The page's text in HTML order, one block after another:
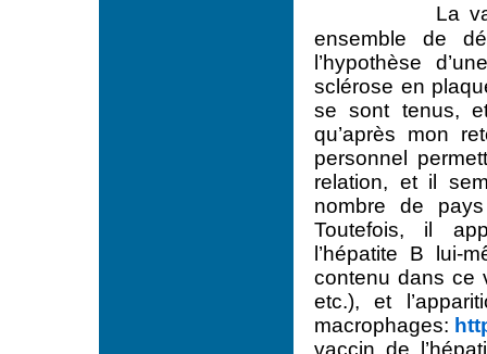
La
ensemble de
l’hypothèse
sclérose en
se sont tenus,
qu’après mon
personnel
relation, et il
nombre de
Toutefois, il
l’hépatite B lui-
contenu dans ce
etc.), et
macrophages:
vaccin de